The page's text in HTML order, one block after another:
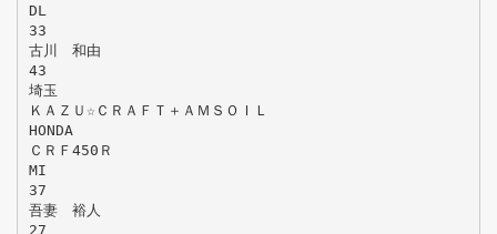
DL
33
古川 和由
43
埼玉
ＫＡＺＵ☆ＣＲＡＦＴ＋ＡＭＳＯＩＬ
HONDA
ＣＲＦ450Ｒ
MI
37
吾妻 裕人
27